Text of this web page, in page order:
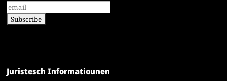
Juristesch Informatiounen